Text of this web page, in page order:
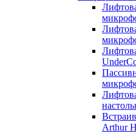
Arthur